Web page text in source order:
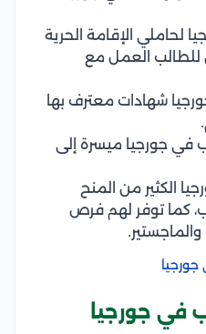
لحاملي الإقامة الحرية
للطالب العمل مع
شهادات معترف بها
في جورجيا ميسرة إلى
الكثير من المنح
كما توفر لهم فرص
في جورجيا